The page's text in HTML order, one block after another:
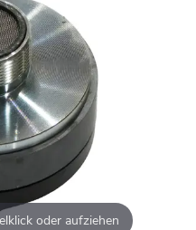
oder aufziehen